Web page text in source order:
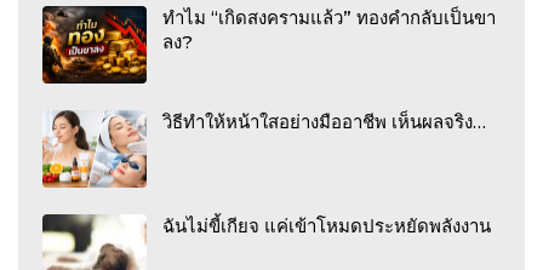
ทำไม “เกิดสงครามแล้ว” ทองคำกลับเป็นขา
ลง?
วิธีทำให้หน้าใสอย่างมืออาชีพ เห็นผลจริง…
ฉันไม่ขี้เกียจ แค่เข้าโหมดประหยัดพลังงาน